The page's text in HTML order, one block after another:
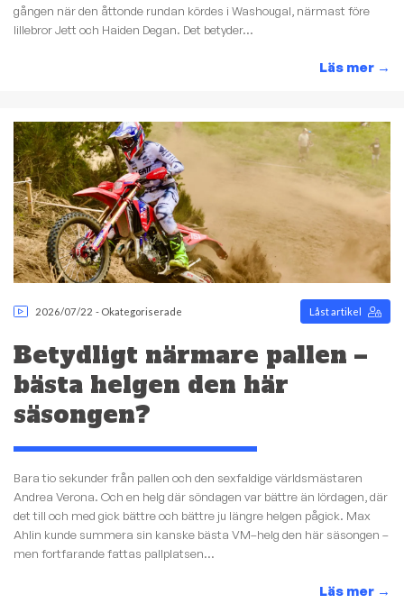
gången när den åttonde rundan kördes i Washougal, närmast före
lillebror Jett och Haiden Degan. Det betyder...
Läs mer →
2026/07/22 - Okategoriserade Låst artikel
Betydligt närmare pallen –
bästa helgen den här
säsongen?
Bara tio sekunder från pallen och den sexfaldige världsmästaren
Andrea Verona. Och en helg där söndagen var bättre än lördagen, där
det till och med gick bättre och bättre ju längre helgen pågick. Max
Ahlin kunde summera sin kanske bästa VM–helg den här säsongen –
men fortfarande fattas pallplatsen...
Läs mer →